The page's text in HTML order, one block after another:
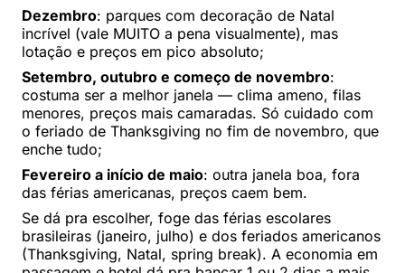
Dezembro: parques com decoração de Natal
incrível (vale MUITO a pena visualmente), mas
lotação e preços em pico absoluto;
Setembro, outubro e começo de novembro:
costuma ser a melhor janela — clima ameno, filas
menores, preços mais camaradas. Só cuidado com
o feriado de Thanksgiving no fim de novembro, que
enche tudo;
Fevereiro a início de maio: outra janela boa, fora
das férias americanas, preços caem bem.
Se dá pra escolher, foge das férias escolares
brasileiras (janeiro, julho) e dos feriados americanos
(Thanksgiving, Natal, spring break). A economia em